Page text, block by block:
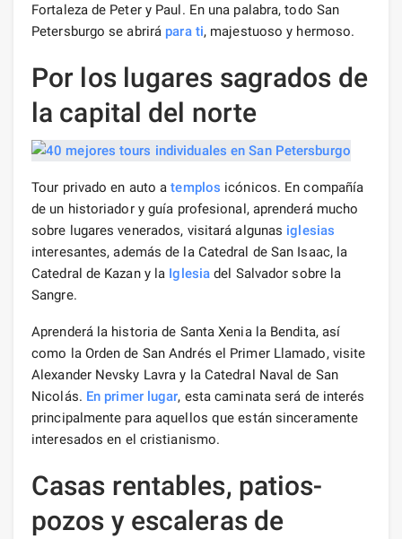
Fortaleza de Peter y Paul. En una palabra, todo San
Petersburgo se abrirá para ti, majestuoso y hermoso.
Por los lugares sagrados de
la capital del norte
Tour privado en auto atemplos icónicos. En compañía
de un historiador y guía profesional, aprenderá mucho
sobre lugares venerados, visitará algunas iglesias
interesantes, además de la Catedral de San Isaac, la
Catedral de Kazan y la Iglesia del Salvador sobre la
Sangre.
Aprenderá la historia de Santa Xenia la Bendita, así
como la Orden de San Andrés el Primer Llamado, visite
Alexander Nevsky Lavra y la Catedral Naval de San
Nicolás. En primer lugar, esta caminata será de interés
principalmente para aquellos que están sinceramente
interesados ​​en el cristianismo.
Casas rentables, patios-
pozos y escaleras de